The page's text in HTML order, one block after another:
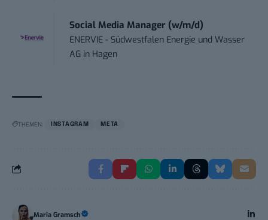
Social Media Manager (w/m/d)
ENERVIE - Südwestfalen Energie und Wasser
AG in Hagen
THEMEN: INSTAGRAM META
Maria Gramsch